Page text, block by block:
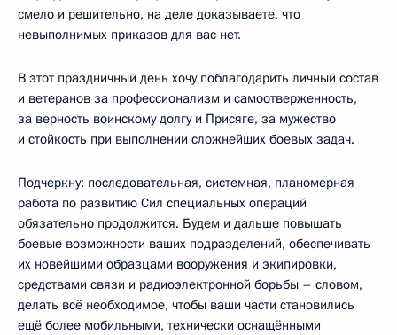
смело и решительно, на деле доказываете, что
невыполнимых приказов для вас нет.
В этот праздничный день хочу поблагодарить личный состав
и ветеранов за профессионализм и самоотверженность,
за верность воинскому долгу и Присяге, за мужество
и стойкость при выполнении сложнейших боевых задач.
Подчеркну: последовательная, системная, планомерная
работа по развитию Сил специальных операций
обязательно продолжится. Будем и дальше повышать
боевые возможности ваших подразделений, обеспечивать
их новейшими образцами вооружения и экипировки,
средствами связи и радиоэлектронной борьбы – словом,
делать всё необходимое, чтобы ваши части становились
ещё более мобильными, технически оснащёнными